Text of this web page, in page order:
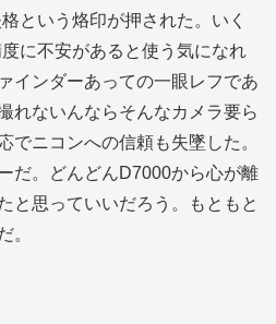
という烙印が押された。いく
に不安があると使う気になれ
インダーあっての一眼レフであ
れないんならそんなカメラ要ら
でニコンへの信頼も失墜した。
だ。どんどんD7000から心が離
と思っていいだろう。もともと
。